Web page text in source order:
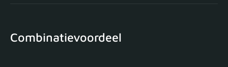
Combinatievoordeel